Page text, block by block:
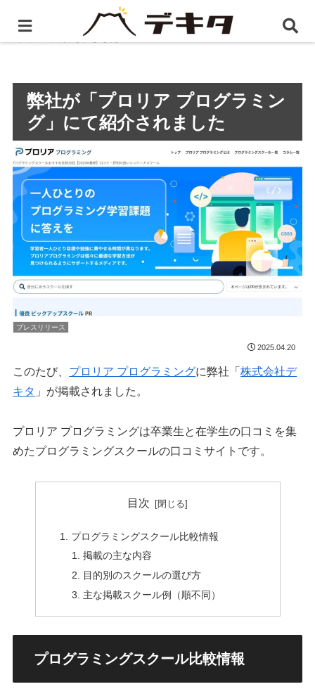
ホーム プレスリリース
弊社が「プロリア プログラミ
ング」にて紹介されました
弊社が「プロリア プログラミン
グ」にて紹介されました
プレスリリース
2025.04.20
このたび、 プロリア プログラミングに弊社「株式会社デ
キタ 」が掲載されました。
プロリア プログラミングは卒業生と在学生の口コミを集
めたプログラミングスクールの口コミサイトです。
目次
プログラミングスクール比較情報
掲載の主な内容
目的別のスクールの選び方
主な掲載スクール例（順不同）
プログラミングスクール比較情報